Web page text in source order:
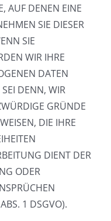
AUF DENEN EINE
SIE DIESER
SIE
WIR IHRE
DATEN
DENN, WIR
GRÜNDE
DIE IHRE
DIENT DER
ODER
1 DSGVO).